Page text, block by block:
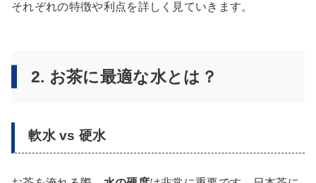
それぞれの特徴や利点を詳しく見ていきます。
2. お茶に最適な水とは？
軟水 vs 硬水